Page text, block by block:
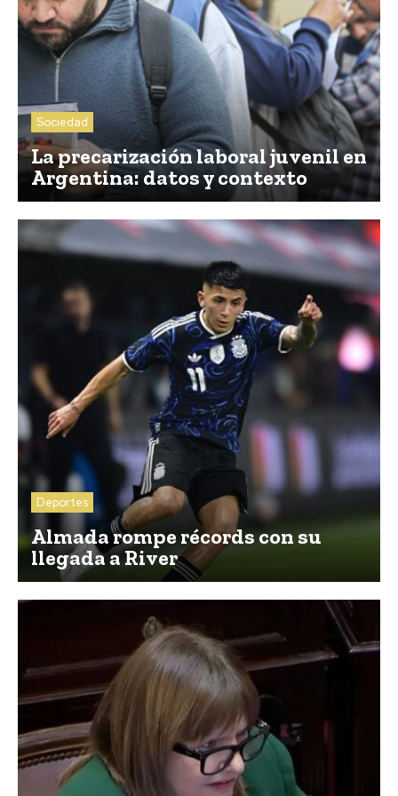
Sociedad
La precarización laboral juvenil en
Argentina: datos y contexto
Deportes
Almada rompe récords con su
llegada a River